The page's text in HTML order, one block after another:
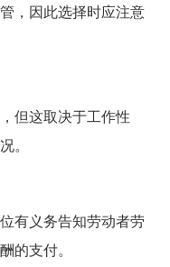
，因此选择时应注意
但这取决于工作性
。
有义务告知劳动者劳
的支付。